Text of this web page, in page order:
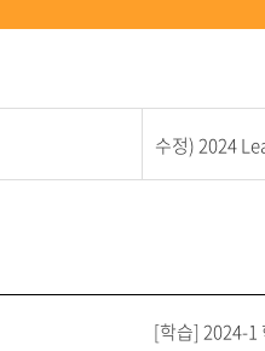
수정) 2024
[학습] 2024-1